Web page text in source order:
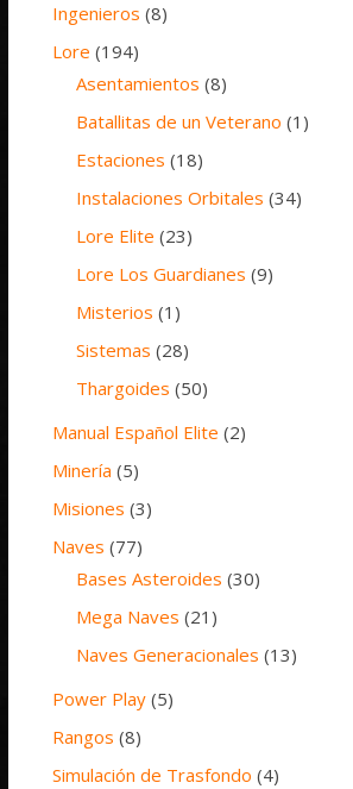
Ingenieros (8)
Lore (194)
Asentamientos (8)
Batallitas de un Veterano (1)
Estaciones (18)
Instalaciones Orbitales (34)
Lore Elite (23)
Lore Los Guardianes (9)
Misterios (1)
Sistemas (28)
Thargoides (50)
Manual Español Elite (2)
Minería (5)
Misiones (3)
Naves (77)
Bases Asteroides (30)
Mega Naves (21)
Naves Generacionales (13)
Power Play (5)
Rangos (8)
Simulación de Trasfondo (4)